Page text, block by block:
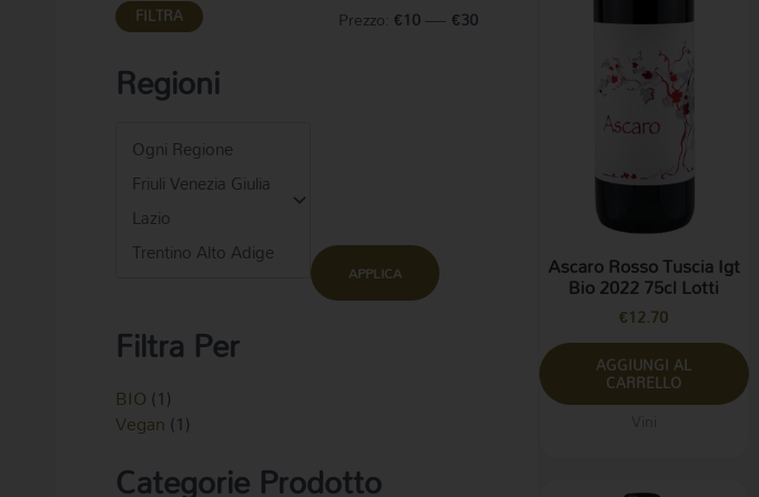
FILTRA Prezzo:€10—€30
Regioni
APPLICA
Filtra Per
BIO(1)
Vegan(1)
Categorie Prodotto
Ascaro Rosso Tuscia Igt
Bio 2022 75cl Lotti
€12.70
AGGIUNGI AL
CARRELLO